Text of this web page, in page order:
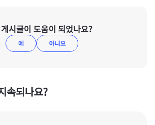
시글이 도움이 되었나요?
예 아니요
속되나요?